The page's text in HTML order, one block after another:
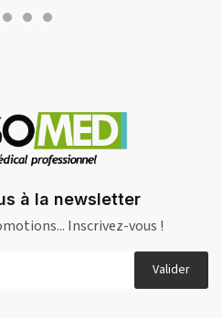
à la newsletter
Inscrivez-vous !
Valider